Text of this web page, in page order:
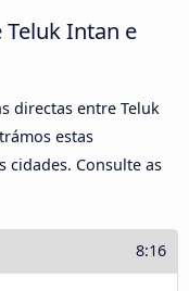
Intan e
directas entre Teluk
estas
cidades. Consulte as
8:16